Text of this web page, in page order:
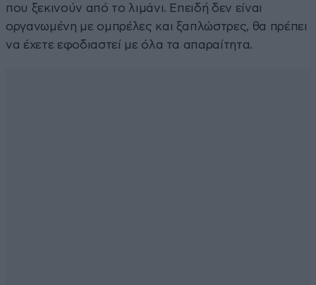
που ξεκινούν από το λιμάνι. Επειδή δεν είναι
οργανωμένη με ομπρέλες και ξαπλώστρες, θα πρέπει
να έχετε εφοδιαστεί με όλα τα απαραίτητα.